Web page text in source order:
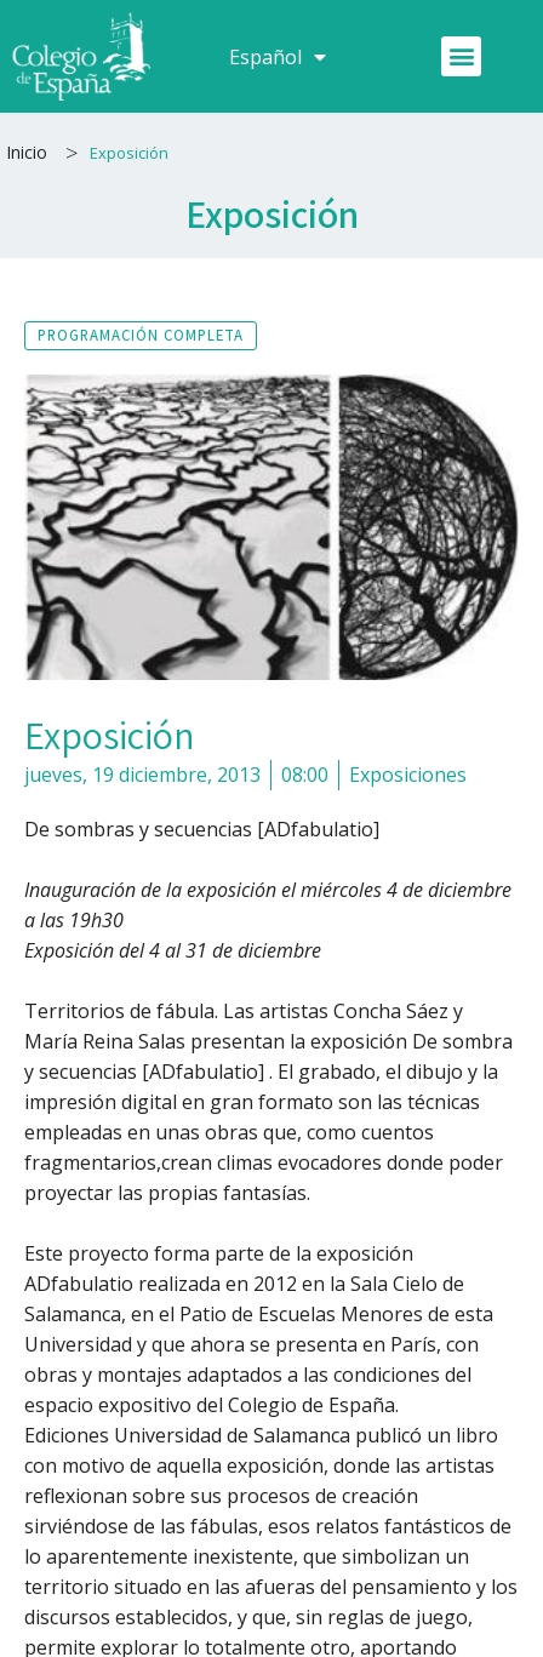
al
contenido
Español
Français Menú
Inicio > Exposición
Exposición
PROGRAMACIÓN COMPLETA
Exposición
jueves, 19 diciembre, 2013 08:00 Exposiciones
De sombras y secuencias [ADfabulatio]
Inauguración de la exposición el miércoles 4 de diciembre
a las 19h30
Exposición del 4 al 31 de diciembre
Territorios de fábula. Las artistas Concha Sáez y
María Reina Salas presentan la exposición De sombra
y secuencias [ADfabulatio] . El grabado, el dibujo y la
impresión digital en gran formato son las técnicas
empleadas en unas obras que, como cuentos
fragmentarios,crean climas evocadores donde poder
proyectar las propias fantasías.
Este proyecto forma parte de la exposición
ADfabulatio realizada en 2012 en la Sala Cielo de
Salamanca, en el Patio de Escuelas Menores de esta
Universidad y que ahora se presenta en París, con
obras y montajes adaptados a las condiciones del
espacio expositivo del Colegio de España.
Ediciones Universidad de Salamanca publicó un libro
con motivo de aquella exposición, donde las artistas
reflexionan sobre sus procesos de creación
sirviéndose de las fábulas, esos relatos fantásticos de
lo aparentemente inexistente, que simbolizan un
territorio situado en las afueras del pensamiento y los
discursos establecidos, y que, sin reglas de juego,
permite explorar lo totalmente otro, aportando